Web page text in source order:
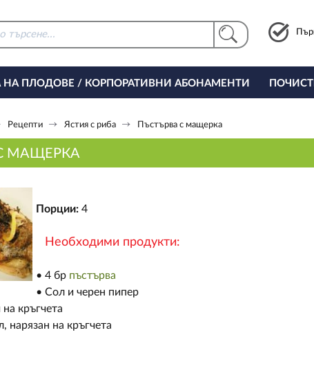
НА ПЛОДОВЕ / КОРПОРАТИВНИ АБОНАМЕНТИ
Рецепти Ястия с риба Пъстърва с мащерка
МАЩЕРКА
Порции:4
Необходими продукти:
• 4 бр пъстърва
• Сол и черен пипер
на кръгчета
нарязан на кръгчета